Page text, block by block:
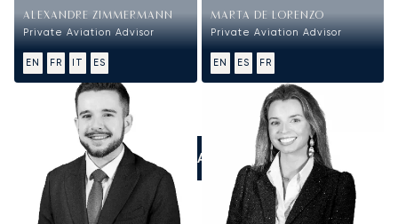
ALEXANDRE ZIMMERMANN
Private Aviation Advisor
EN FR IT ES
MARTA DE LORENZO
Private Aviation Advisor
EN ES FR
LLÁMANOS